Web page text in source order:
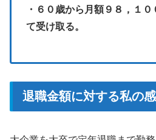
・６０歳から月額９８，１
て受け取る。
退職金額に対する私の